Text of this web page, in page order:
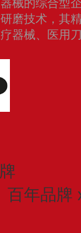
械的综合型
磨技术，其
器械、医用
百年品牌